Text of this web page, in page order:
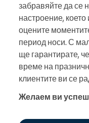
забравяйте да се
настроение,
оцените
период носи. С
ще гарантирате,
време на
клиентите ви се
Желаем ви